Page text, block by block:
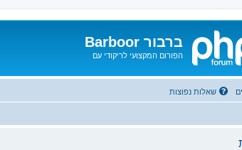
ברבור Barboor
הפורום המקצועי לריקודי עם
שאלות נפוצות